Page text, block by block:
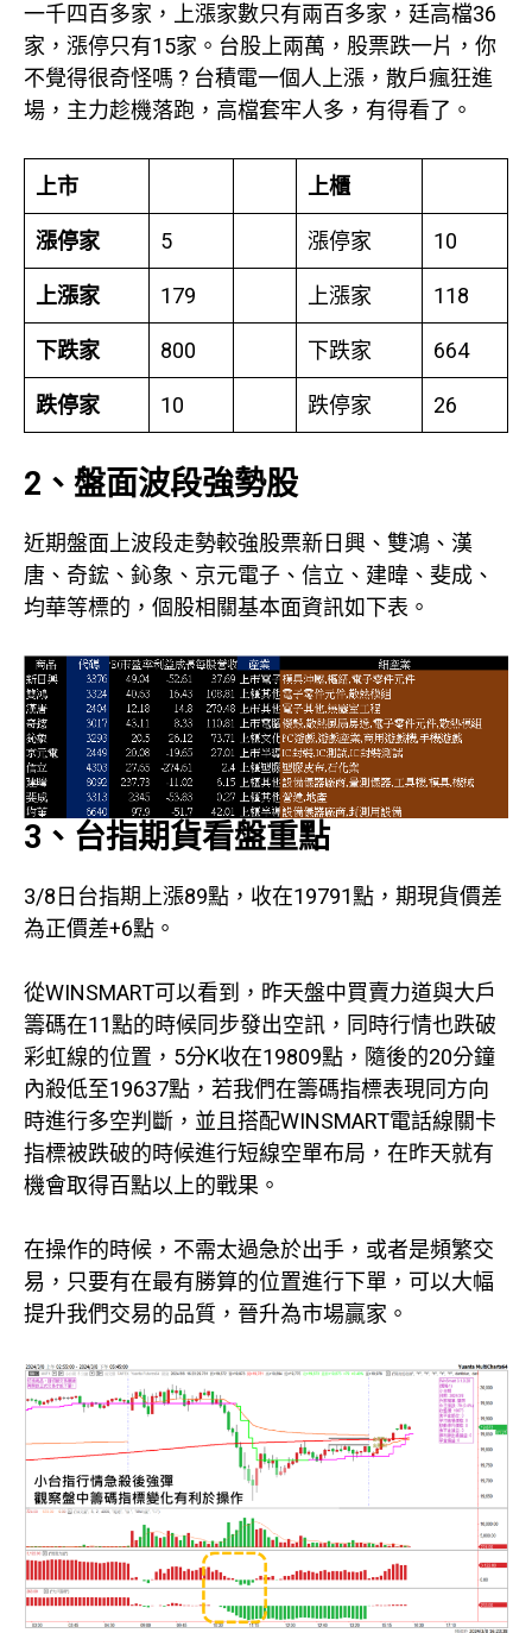
一千四百多家，上漲家數只有兩百多家，廷高檔36
家，漲停只有15家。台股上兩萬，股票跌一片，你
不覺得很奇怪嗎 ? 台積電一個人上漲，散戶瘋狂進
場，主力趁機落跑，高檔套牢人多，有得看了。
上市 上櫃
漲停家 5 漲停家 10
上漲家 179 上漲家 118
下跌家 800 下跌家 664
跌停家 10 跌停家 26
2、盤面波段強勢股
近期盤面上波段走勢較強股票新日興、雙鴻、漢
唐、奇鋐、鈊象、京元電子、信立、建暐、斐成、
均華等標的，個股相關基本面資訊如下表。
3、台指期貨看盤重點
3/8日台指期上漲89點，收在19791點，期現貨價差
為正價差+6點。
從WINSMART可以看到，昨天盤中買賣力道與大戶
籌碼在11點的時候同步發出空訊，同時行情也跌破
彩虹線的位置，5分K收在19809點，隨後的20分鐘
內殺低至19637點，若我們在籌碼指標表現同方向
時進行多空判斷，並且搭配WINSMART電話線關卡
指標被跌破的時候進行短線空單布局，在昨天就有
機會取得百點以上的戰果。
在操作的時候，不需太過急於出手，或者是頻繁交
易，只要有在最有勝算的位置進行下單，可以大幅
提升我們交易的品質，晉升為市場贏家。